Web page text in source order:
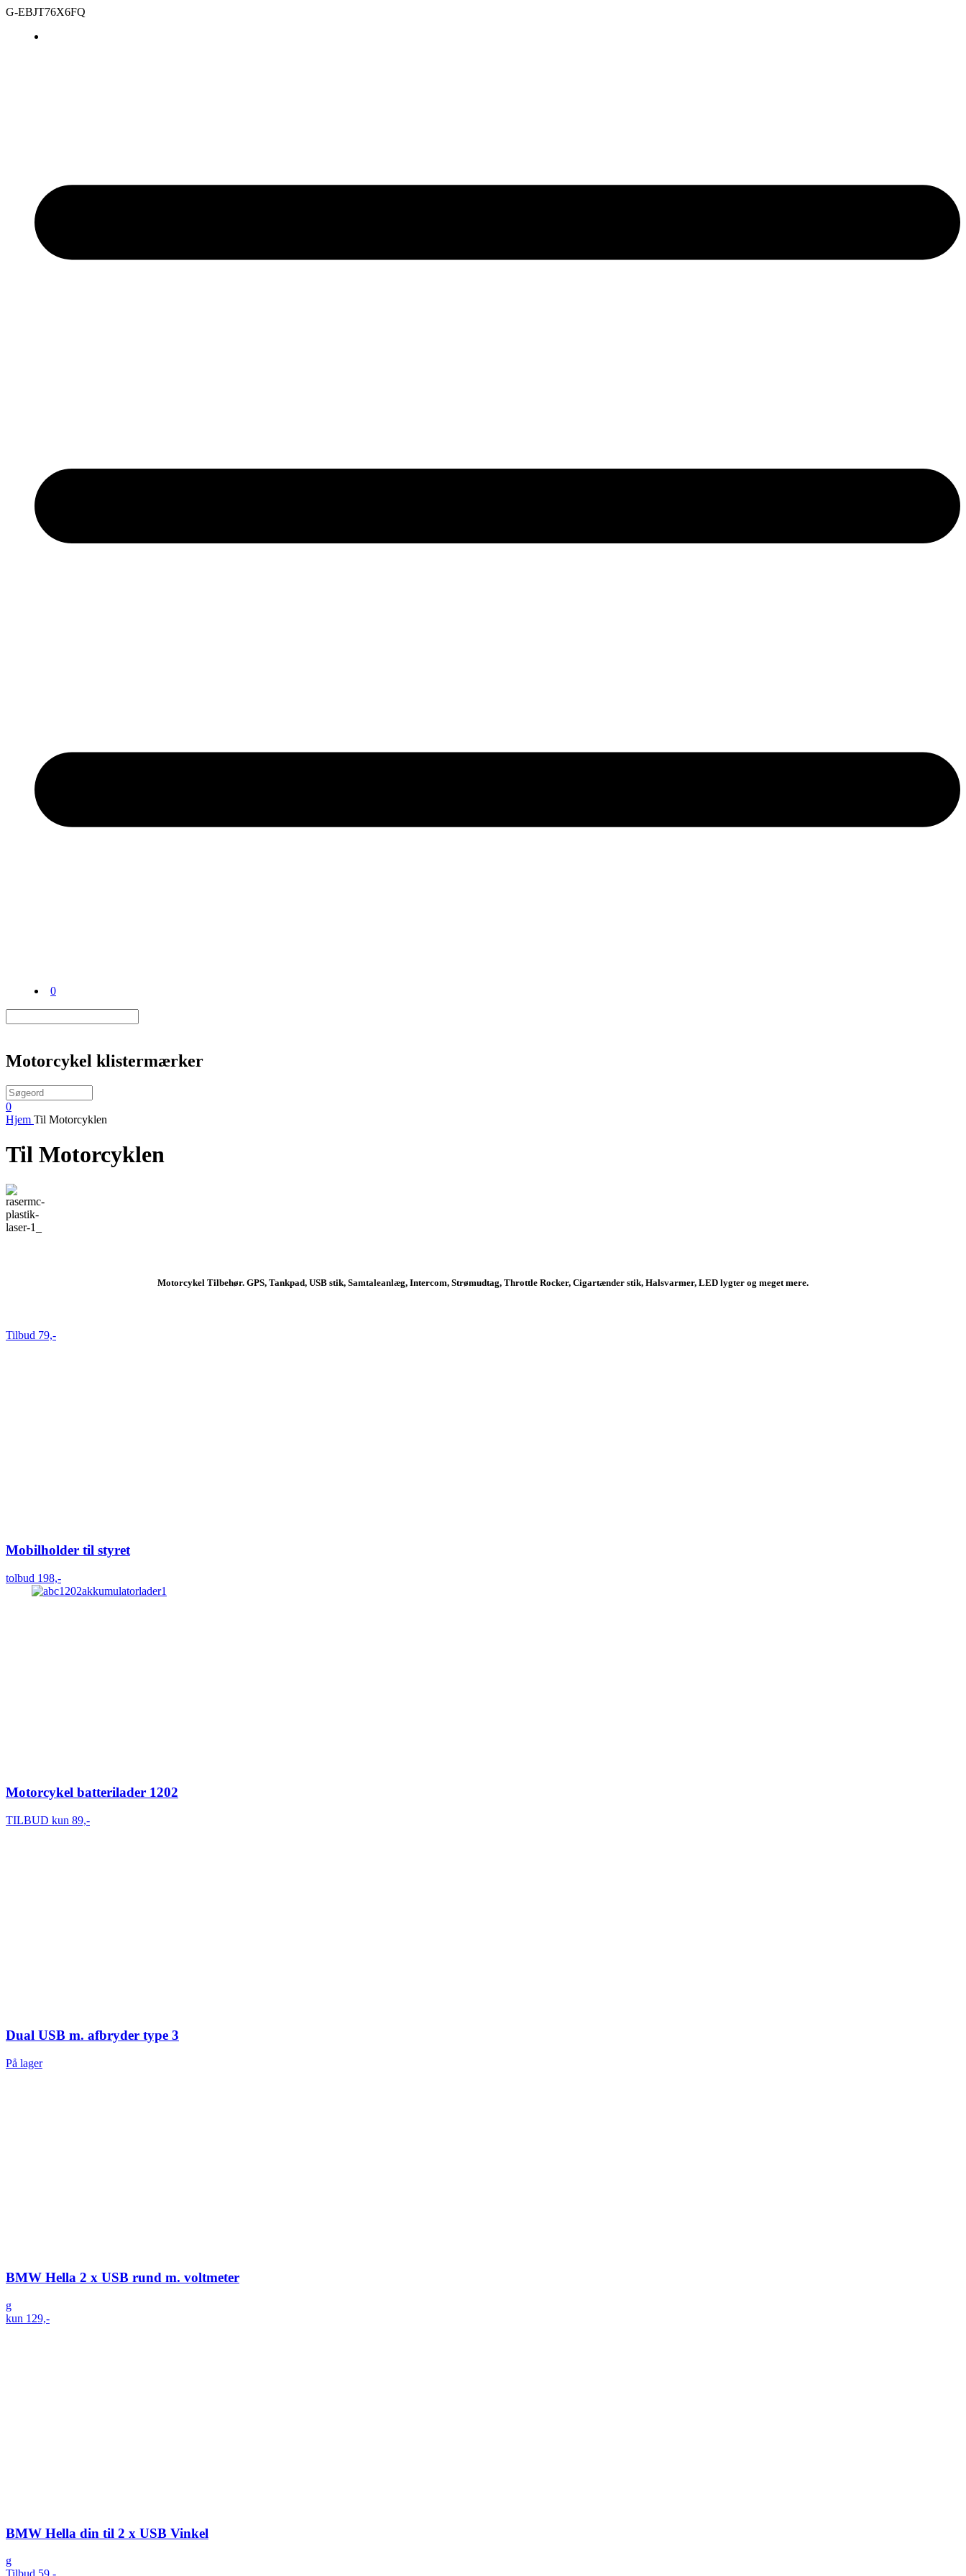
G-EBJT76X6FQ
0
Motorcykel klistermærker
0
Hjem Til Motorcyklen
Til Motorcyklen
Motorcykel Tilbehør. GPS, Tankpad, USB stik, Samtaleanlæg, Intercom, Strømudtag, Throttle Rocker, Cigartænder stik, Halsvarmer, LED lygter og meget mere.
Tilbud 79,-
Mobilholder til styret
tolbud 198,-
Motorcykel batterilader 1202
TILBUD kun 89,-
Dual USB m. afbryder type 3
På lager
BMW Hella 2 x USB rund m. voltmeter
g
kun 129,-
BMW Hella din til 2 x USB Vinkel
g